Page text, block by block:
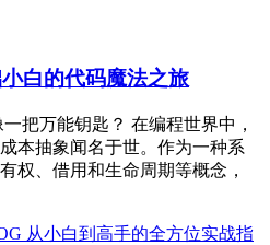
白的代码魔法之旅
把万能钥匙？ 在编程世界中，
本抽象闻名于世。作为一种系
权、借用和生命周期等概念，